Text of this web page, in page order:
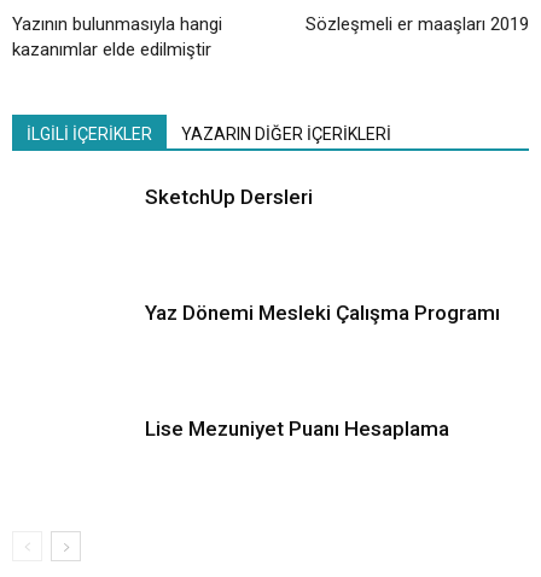
Yazının bulunmasıyla hangi
kazanımlar elde edilmiştir​
Sözleşmeli er maaşları 2019
İLGİLİ İÇERİKLER YAZARIN DİĞER İÇERİKLERİ
SketchUp Dersleri
Yaz Dönemi Mesleki Çalışma Programı
Lise Mezuniyet Puanı Hesaplama